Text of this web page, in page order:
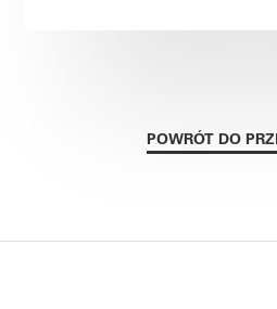
POWRÓT DO